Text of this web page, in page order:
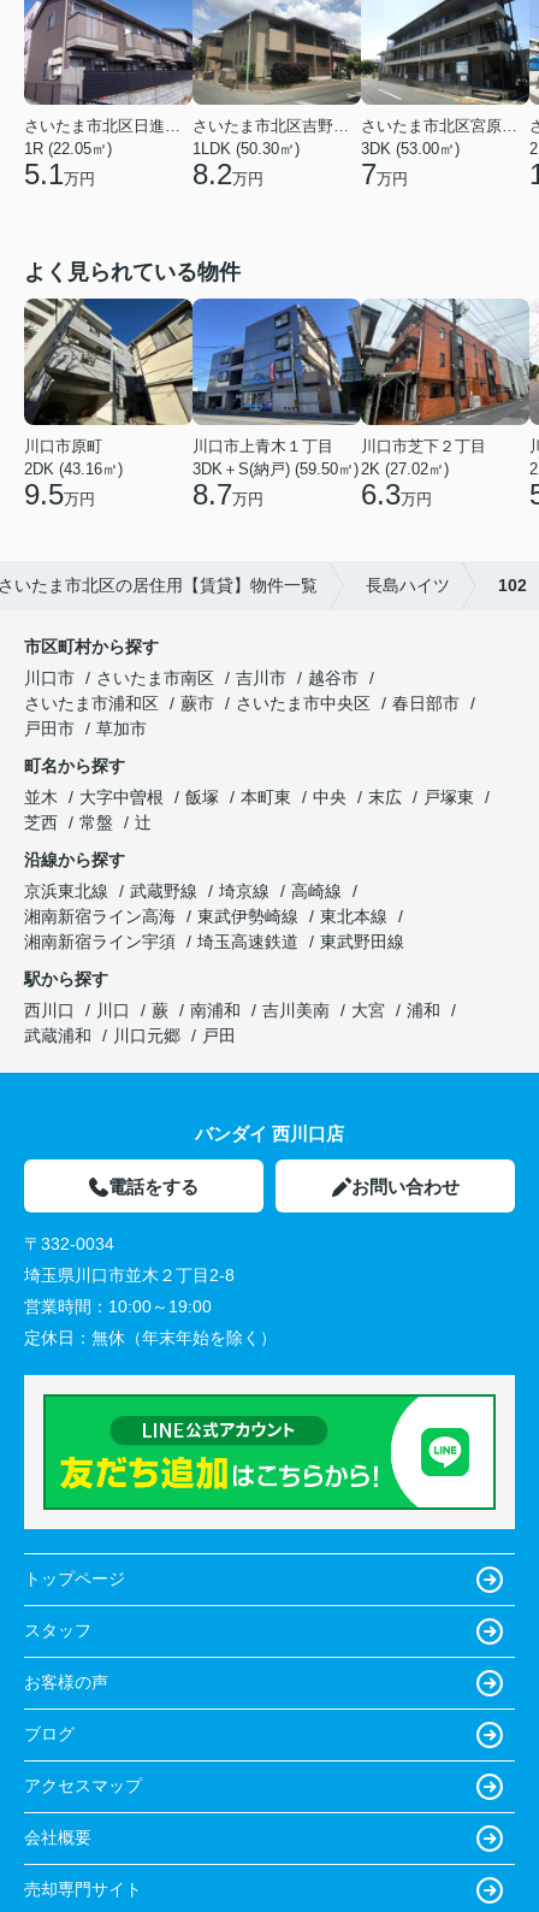
さいたま市北区日進町２丁目
1R (22.05㎡)
5.1万円
さいたま市北区吉野町１丁目
1LDK (50.30㎡)
8.2万円
さいたま市北区宮原町４丁目
3DK (53.00㎡)
7万円
よく見られている物件
川口市原町
2DK (43.16㎡)
9.5万円
川口市上青木１丁目
3DK＋S(納戸) (59.50㎡)
8.7万円
川口市芝下２丁目
2K (27.02㎡)
6.3万円
いたま市北区の居住用【賃貸】物件一覧 長島ハイツ 102
市区町村から探す
川口市
さいたま市南区 吉川市
越谷市
さいたま市浦和区
蕨市 さいたま市中央区
春日部市
戸田市
草加市
町名から探す
並木
大字中曽根 飯塚 本町東 中央 末広
戸塚東
芝西
常盤
辻
沿線から探す
京浜東北線
武蔵野線 埼京線
高崎線
湘南新宿ライン高海
東武伊勢崎線
東北本線
湘南新宿ライン宇須
埼玉高速鉄道
東武野田線
駅から探す
西川口
川口 蕨 南浦和 吉川美南 大宮
浦和
武蔵浦和
川口元郷 戸田
バンダイ 西川口店
電話をする お問い合わせ
〒332-0034
埼玉県川口市並木２丁目2-8
営業時間： 10:00～19:00
定休日： 無休（年末年始を除く）
トップページ
スタッフ
お客様の声
ブログ
アクセスマップ
会社概要
売却専門サイト